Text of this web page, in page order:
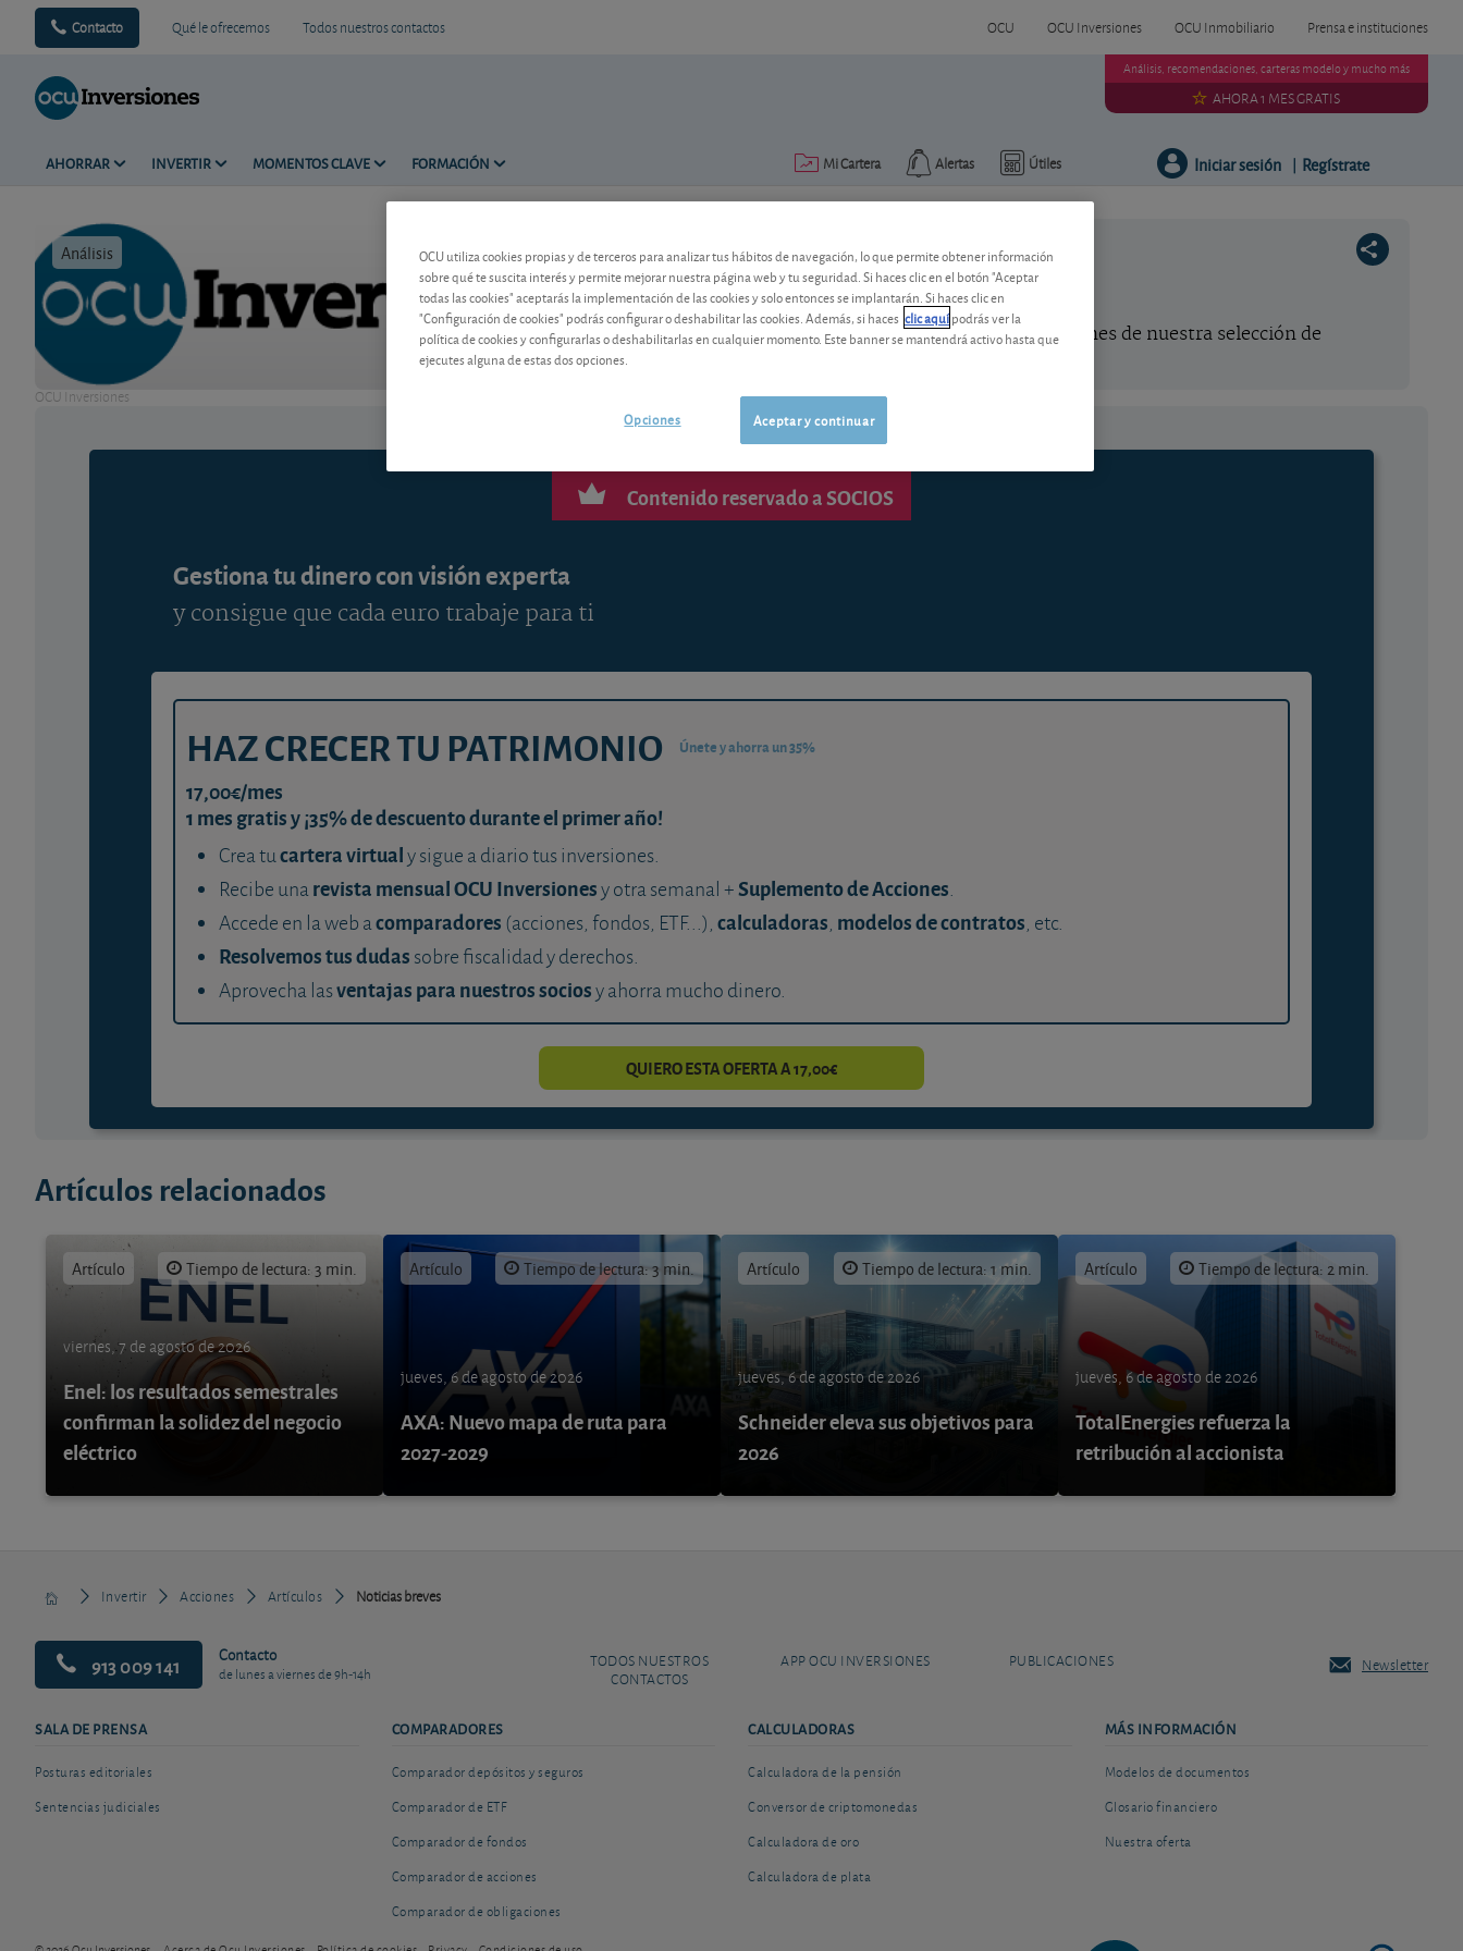
Contacto Qué le ofrecemos Todos nuestros contactos OCU OCU Inversiones OCU Inmobiliario Prensa e instituciones
AHORRAR INVERTIR MOMENTOS CLAVE FORMACIÓN Útiles
Alertas
Mi Cartera
Análisis, recomendaciones, carteras modelo y mucho más
AHORA 1 MES GRATIS
Iniciar sesión | Regístrate
Análisis Tiempo de lectura: 4 min.
OCU Inversiones
Noticias breves
Un vistazo sobre la actualidad de algunas de las acciones de nuestra selección de
Contenido reservado a SOCIOS
Gestiona tu dinero con visión experta
y consigue que cada euro trabaje para ti
HAZ CRECER TU PATRIMONIO Únete y ahorra un 35%
17,00€/mes
1 mes gratis y ¡35% de descuento durante el primer año!
Crea tucartera virtualy sigue a diario tus inversiones.
Recibe unarevista mensual OCU Inversionesy otra semanal +Suplemento de Acciones.
Accede en la web acomparadores (acciones, fondos, ETF...), calculadoras, modelos de contratos, etc.
Resolvemos tus dudas sobre fiscalidad y derechos.
Aprovecha lasventajas para nuestros sociosy ahorra mucho dinero.
QUIERO ESTA OFERTA A 17,00€
Artículos relacionados
Artículo Tiempo de lectura: 3 min.
viernes, 7 de agosto de 2026
Enel: los resultados semestrales
confirman la solidez del negocio
eléctrico
Artículo Tiempo de lectura: 3 min.
jueves, 6 de agosto de 2026
AXA: Nuevo mapa de ruta para
2027-2029
Artículo Tiempo de lectura: 1 min.
jueves, 6 de agosto de 2026
Schneider eleva sus objetivos para
2026
Artículo Tiempo de lectura: 2 min.
jueves, 6 de agosto de 2026
TotalEnergies refuerza la
retribución al accionista
Invertir Acciones Artículos Noticias breves
913 009 141 Contacto
de lunes a viernes de 9h-14h
TODOS NUESTROS
CONTACTOS
APP OCU INVERSIONES PUBLICACIONES Newsletter
SALA DE PRENSA
Posturas editoriales
Sentencias judiciales
COMPARADORES
Comparador depósitos y seguros
Comparador de ETF
Comparador de fondos
Comparador de acciones
Comparador de obligaciones
CALCULADORAS
Calculadora de la pensión
Conversor de criptomonedas
Calculadora de oro
Calculadora de plata
MÁS INFORMACIÓN
Modelos de documentos
Glosario financiero
Nuestra oferta
OCU utiliza cookies propias y de terceros para analizar tus hábitos de navegación, lo que permite obtener información
sobre qué te suscita interés y permite mejorar nuestra página web y tu seguridad. Si haces clic en el botón "Aceptar
todas las cookies" aceptarás la implementación de las cookies y solo entonces se implantarán. Si haces clic en
"Configuración de cookies" podrás configurar o deshabilitar las cookies. Además, si haces clic aquípodrás ver la
política de cookies y configurarlas o deshabilitarlas en cualquier momento. Este banner se mantendrá activo hasta que
ejecutes alguna de estas dos opciones.
Aceptar y continuar
Opciones